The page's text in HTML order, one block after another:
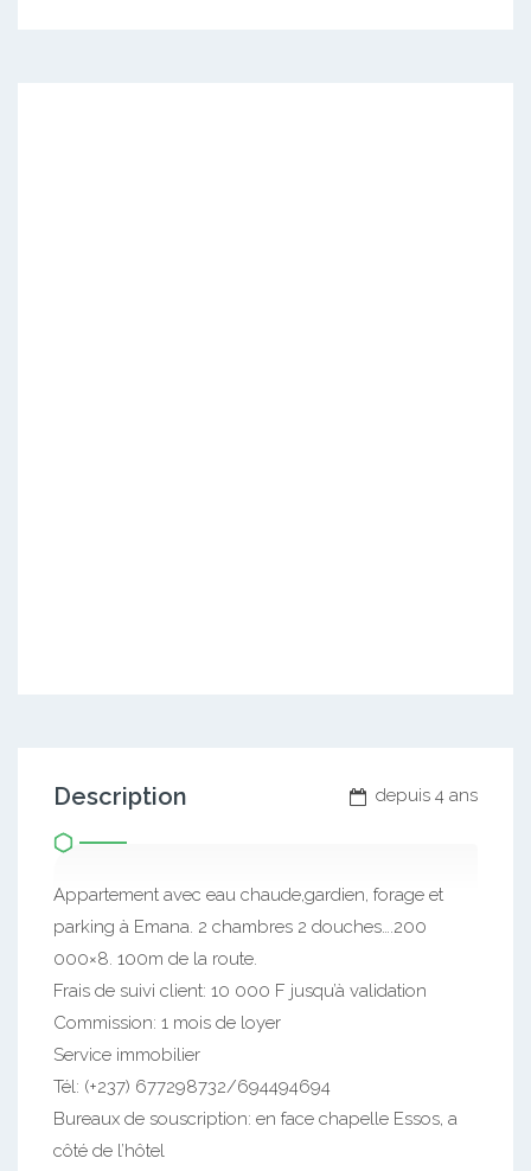
depuis 4 ans
Description
Appartement avec eau chaude,gardien, forage et
parking à Emana. 2 chambres 2 douches….200
000×8. 100m de la route.
Frais de suivi client: 10 000 F jusqu’à validation
Commission: 1 mois de loyer
Service immobilier
Tél: (+237) 677298732/694494694
Bureaux de souscription: en face chapelle Essos, a
côté de l’hôtel